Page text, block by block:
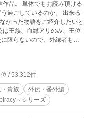
品。 単体でもお読み頂ける
かった物語をご紹介したいと
限らないので、外縁者も居
伯爵。 辺
や地区を治める領主。 県
功爵。 騎士職の場合は士
位 / 53,312件
・貴族
外伝・番外編
～シリーズ